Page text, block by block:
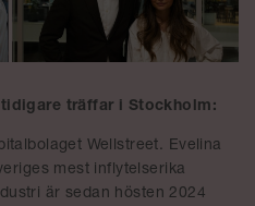
tidigare träffar i Stockholm:
Wellstreet. Evelina
mest inflytelserika
är sedan hösten 2024